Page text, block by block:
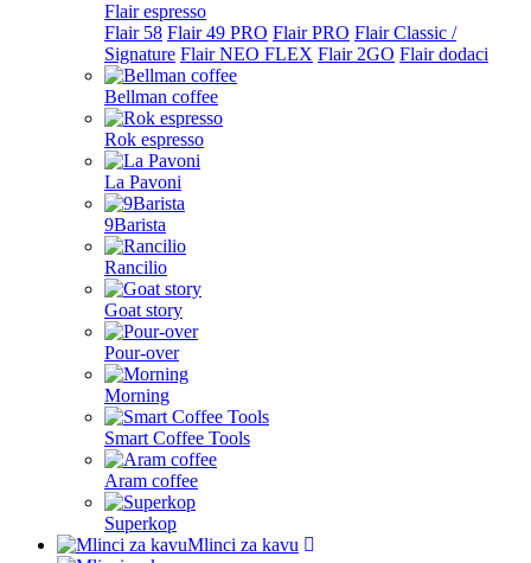
Flair espresso
Flair 58 Flair 49 PRO Flair PRO Flair Classic /
Signature Flair NEO FLEX Flair 2GO Flair dodaci
Bellman coffee
Rok espresso
La Pavoni
9Barista
Rancilio
Goat story
Pour-over
Morning
Smart Coffee Tools
Aram coffee
Superkop
Mlinci za kavu